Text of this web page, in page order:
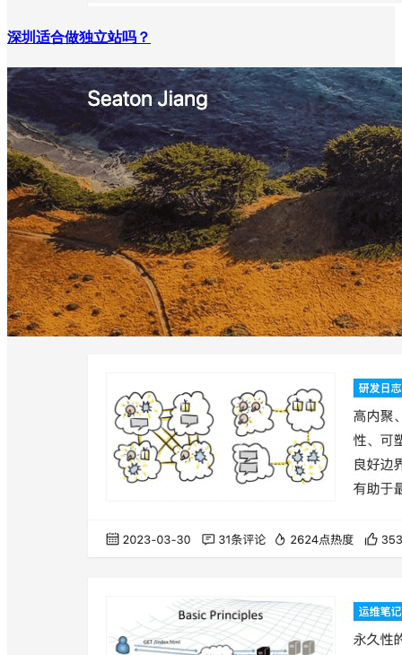
深圳适合做独立站吗？